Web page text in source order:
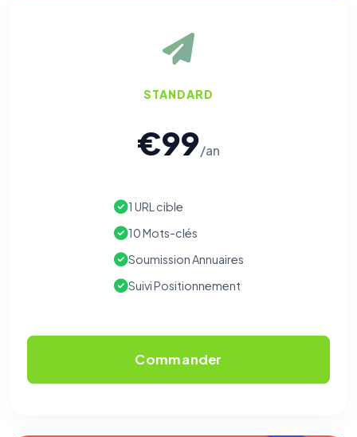
STANDARD
€99/an
1 URL cible
10 Mots-clés
Soumission Annuaires
Suivi Positionnement
Commander